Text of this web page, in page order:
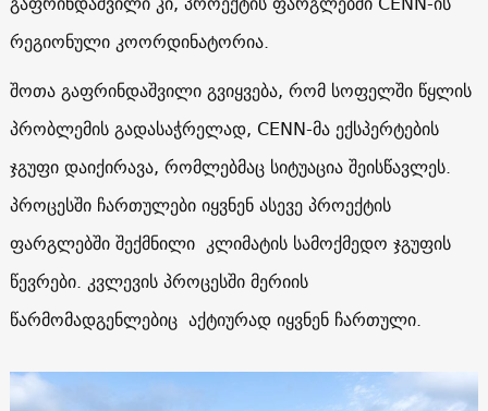
რეგიონული კოორდინატორია.
შოთა გაფრინდაშვილი გვიყვება, რომ სოფელში წყლის
პრობლემის გადასაჭრელად, CENN-მა ექსპერტების
ჯგუფი დაიქირავა, რომლებმაც სიტუაცია შეისწავლეს.
პროცესში ჩართულები იყვნენ ასევე პროექტის
ფარგლებში შექმნილი კლიმატის სამოქმედო ჯგუფის
წევრები. კვლევის პროცესში მერიის
წარმომადგენლებიც აქტიურად იყვნენ ჩართული.